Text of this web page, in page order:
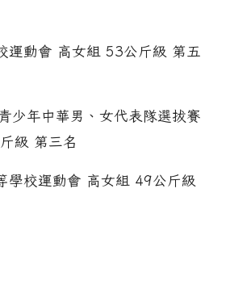
運動會 高女組 53公斤級 第五
少年中華男、女代表隊選拔賽
級 第三名
學校運動會 高女組 49公斤級